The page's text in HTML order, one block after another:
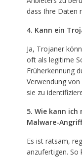
dass Ihre Daten
4. Kann ein
Ja, Trojaner
oft als legitime
Früherkennung
Verwendung
sie zu
5. Wie kann ich
Malware-
Es ist ratsam,
anzufertigen. So